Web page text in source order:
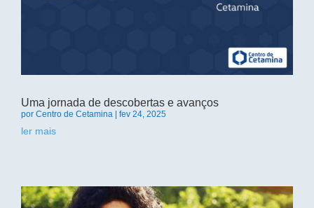
Uma jornada de descobertas e avanços
por Centro de Cetamina fev 24, 2025
ler mais